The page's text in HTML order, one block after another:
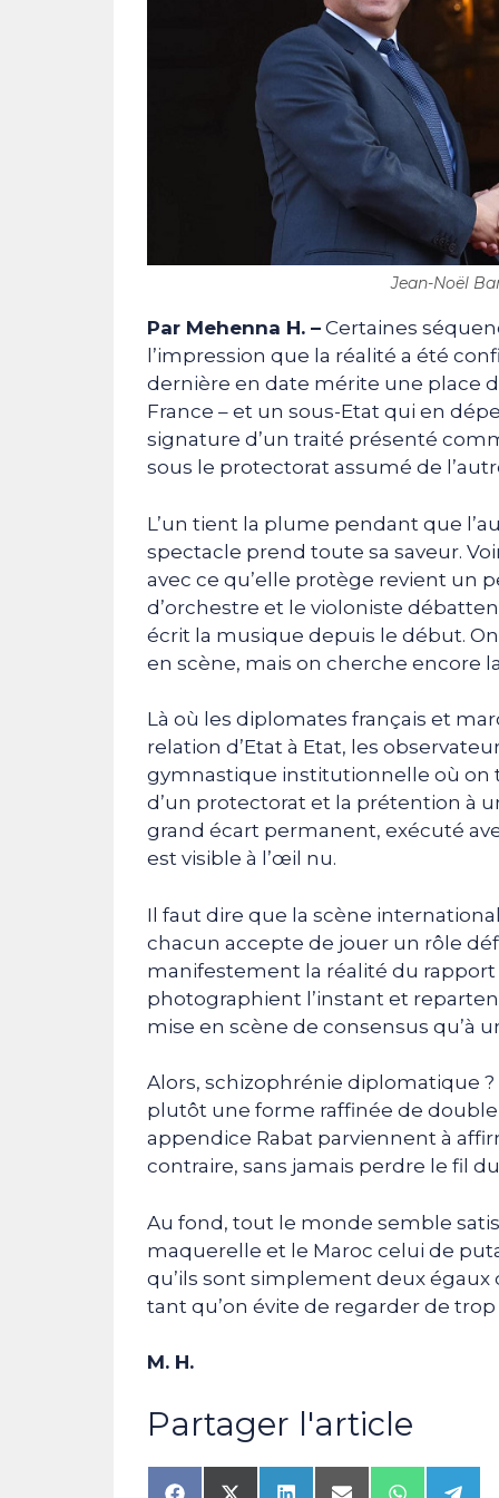
Jean-Noël
Par Mehenna H. – Certaines
l’impression que la réalité a été
dernière en date mérite une place
France – et un sous-Etat qui en
signature d’un traité présenté
sous le protectorat assumé de
L’un tient la plume pendant que
spectacle prend toute sa saveur.
avec ce qu’elle protège revient un
d’orchestre et le violoniste
écrit la musique depuis le début.
en scène, mais on cherche encore
Là où les diplomates français et
relation d’Etat à Etat, les
gymnastique institutionnelle où on
d’un protectorat et la prétention à
grand écart permanent, exécuté
est visible à l’œil nu.
Il faut dire que la scène
chacun accepte de jouer un rôle
manifestement la réalité du
photographient l’instant et
mise en scène de consensus qu’à
Alors, schizophrénie diplomatique
plutôt une forme raffinée de
appendice Rabat parviennent à
contraire, sans jamais perdre le fil
Au fond, tout le monde semble
maquerelle et le Maroc celui de
qu’ils sont simplement deux
tant qu’on évite de regarder de trop
M. H.
Partager l'article